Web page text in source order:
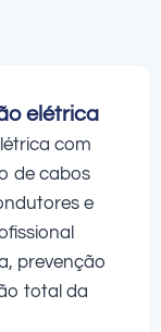
elétrica
com
de cabos
e
prevenção
total da